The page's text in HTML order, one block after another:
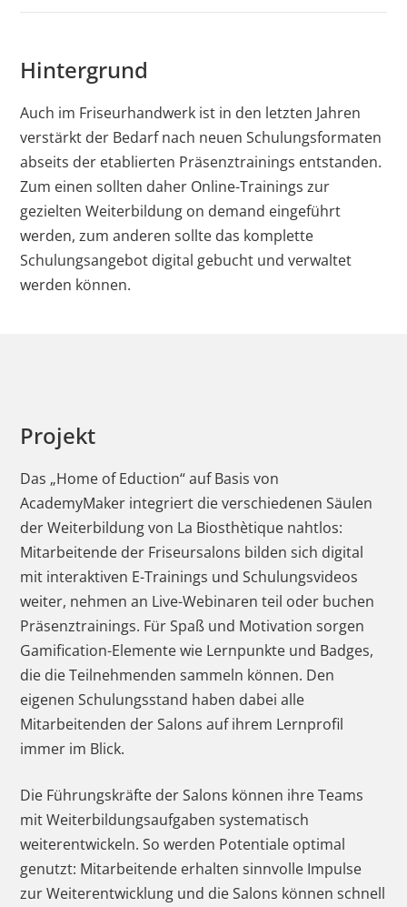
Hintergrund
Auch im Friseurhandwerk ist in den letzten Jahren
verstärkt der Bedarf nach neuen Schulungsformaten
abseits der etablierten Präsenztrainings entstanden.
Zum einen sollten daher Online-Trainings zur
gezielten Weiterbildung on demand eingeführt
werden, zum anderen sollte das komplette
Schulungsangebot digital gebucht und verwaltet
werden können.
Projekt
Das „Home of Eduction“ auf Basis von
AcademyMaker integriert die verschiedenen Säulen
der Weiterbildung von La Biosthètique nahtlos:
Mitarbeitende der Friseursalons bilden sich digital
mit interaktiven E-Trainings und Schulungsvideos
weiter, nehmen an Live-Webinaren teil oder buchen
Präsenztrainings. Für Spaß und Motivation sorgen
Gamification-Elemente wie Lernpunkte und Badges,
die die Teilnehmenden sammeln können. Den
eigenen Schulungsstand haben dabei alle
Mitarbeitenden der Salons auf ihrem Lernprofil
immer im Blick.
Die Führungskräfte der Salons können ihre Teams
mit Weiterbildungsaufgaben systematisch
weiterentwickeln. So werden Potentiale optimal
genutzt: Mitarbeitende erhalten sinnvolle Impulse
zur Weiterentwicklung und die Salons können schnell